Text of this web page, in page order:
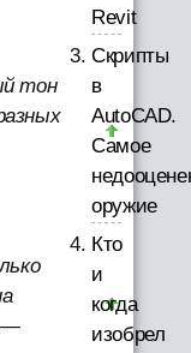
тон
—
Revit
Скрипты
в
AutoCAD.
Самое
оружие
Кто
и
когда
изобрел